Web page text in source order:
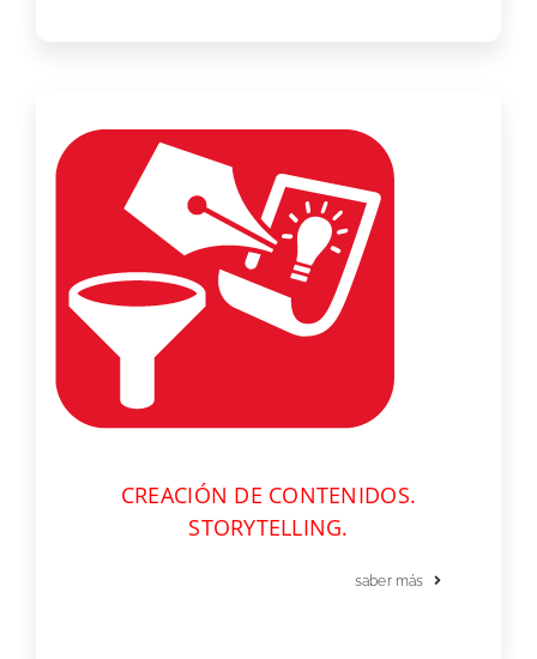
CREACIÓN DE CONTENIDOS.
STORYTELLING.
saber más